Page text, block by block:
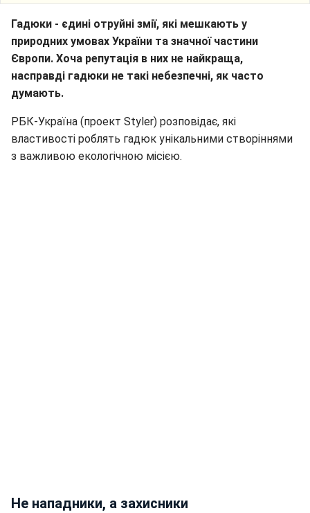
Гадюки - єдині отруйні змії, які мешкають у
природних умовах України та значної частини
Європи. Хоча репутація в них не найкраща,
насправді гадюки не такі небезпечні, як часто
думають.
РБК-Україна (проект Styler) розповідає, які
властивості роблять гадюк унікальними створіннями
з важливою екологічною місією.
Не нападники, а захисники